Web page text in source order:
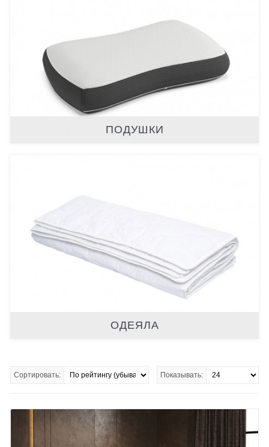
ПОДУШКИ
ОДЕЯЛА
Сортировать: Показывать: